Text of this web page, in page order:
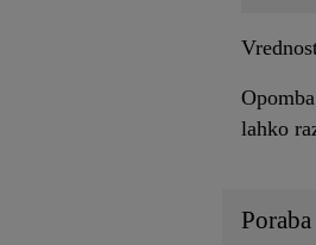
lahko
Poraba